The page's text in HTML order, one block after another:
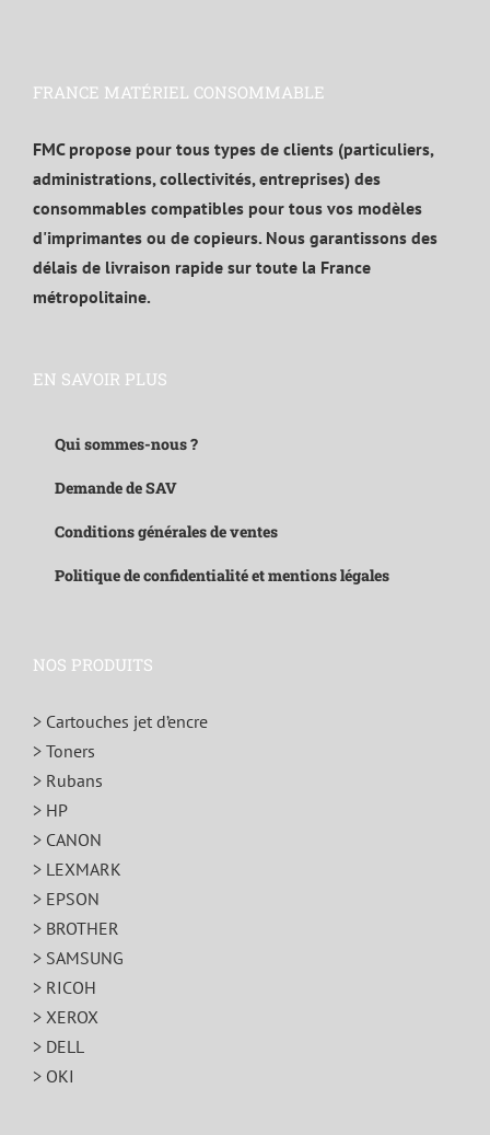
FRANCE MATÉRIEL CONSOMMABLE
FMC propose pour tous types de clients (particuliers,
administrations, collectivités, entreprises) des
consommables compatibles pour tous vos modèles
d'imprimantes ou de copieurs. Nous garantissons des
délais de livraison rapide sur toute la France
métropolitaine.
EN SAVOIR PLUS
Qui sommes-nous ?
Demande de SAV
Conditions générales de ventes
Politique de confidentialité et mentions légales
NOS PRODUITS
> Cartouches jet d’encre
> Toners
> Rubans
> HP
> CANON
> LEXMARK
> EPSON
> BROTHER
> SAMSUNG
> RICOH
> XEROX
> DELL
> OKI